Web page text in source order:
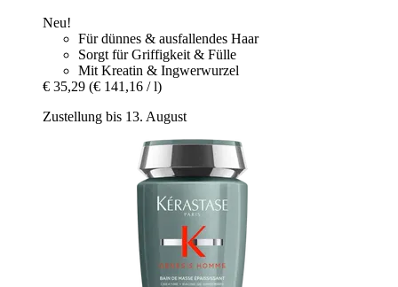
Neu!
Für dünnes & ausfallendes Haar
Sorgt für Griffigkeit & Fülle
Mit Kreatin & Ingwerwurzel
€ 35,29 (€ 141,16 / l)
Zustellung bis 13. August